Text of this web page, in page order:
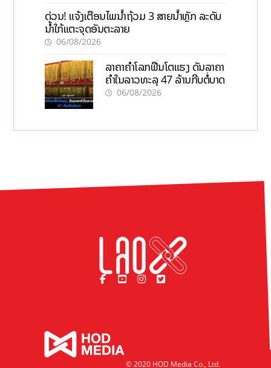
ດ່ວນ! ແຈ້ງເຕືອນໄພນໍ້າຖ້ວມ 3 ສາຍນໍ້າຫຼັກ ລະດັບ
ນໍ້າໃກ້ແຕະຈຸດອັນຕະລາຍ
06/08/2026
ລາຄາຄຳໂລກຟື້ນໂຕແຮງ ດັນລາຄາ
ຄຳໃນລາວທະລຸ 47 ລ້ານກີບຕໍ່ບາດ
06/08/2026
© 2020 HOD Media Co., Ltd.